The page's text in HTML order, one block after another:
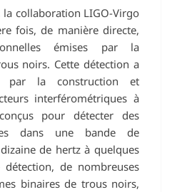
collaboration LIGO-Virgo
fois, de manière directe,
émises par la
noirs. Cette détection a
par la construction et
interférométriques à
pour détecter des
dans une bande de
de hertz à quelques
de nombreuses
binaires de trous noirs,